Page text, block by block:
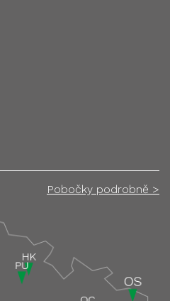
Pobočky podrobně >